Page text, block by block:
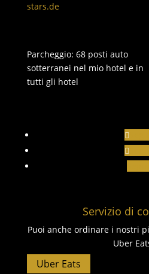
stars.de
Parcheggio: 68 posti auto
sotterranei nel mio hotel e in
tutti gli hotel
Servizio di
Puoi anche ordinare i nostri
Uber
Uber Eats